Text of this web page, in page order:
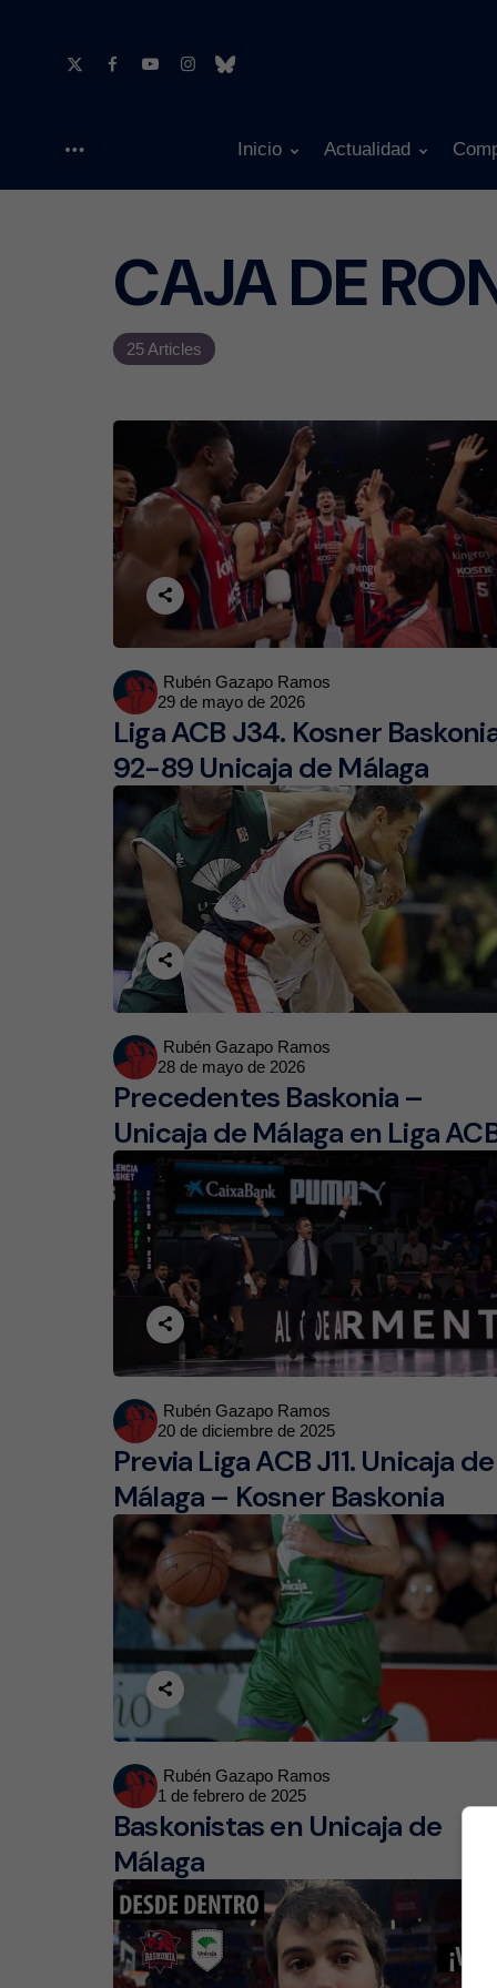
Inicio Actualidad
25 Articles
CAJA DE
Posted
by
Rubén Gazapo Ramos
29 de mayo de 2026
Liga ACB J34. Kosner
92-89 Unicaja de Málaga
Posted
by
Rubén Gazapo Ramos
28 de mayo de 2026
Precedentes Baskonia –
Unicaja de Málaga en Liga
Posted
by
Rubén Gazapo Ramos
20 de diciembre de 2025
Previa Liga ACB J11. Unicaja de
Málaga – Kosner Baskonia
Posted
by
Rubén Gazapo Ramos
1 de febrero de 2025
Baskonistas en Unicaja de
Málaga